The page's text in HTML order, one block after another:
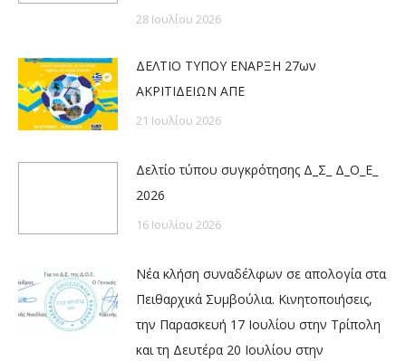
28 Ιουλίου 2026
ΔΕΛΤΙΟ ΤΥΠΟΥ ΕΝΑΡΞΗ 27ων
ΑΚΡΙΤΙΔΕΙΩΝ ΑΠΕ
21 Ιουλίου 2026
Δελτίο τύπου συγκρότησης Δ_Σ_ Δ_Ο_Ε_
2026
16 Ιουλίου 2026
Νέα κλήση συναδέλφων σε απολογία στα
Πειθαρχικά Συμβούλια. Κινητοποιήσεις,
την Παρασκευή 17 Ιουλίου στην Τρίπολη
και τη Δευτέρα 20 Ιουλίου στην